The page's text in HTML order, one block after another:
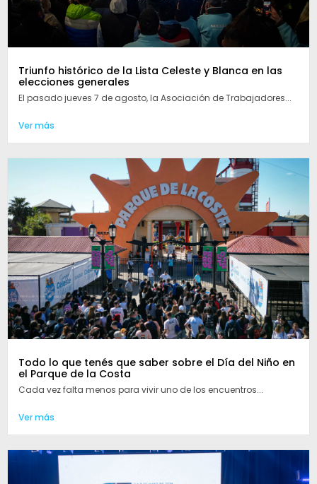
Triunfo histórico de la Lista Celeste y Blanca en las
elecciones generales
El pasado jueves 7 de agosto, la Asociación de Trabajadores...
Ver más
Todo lo que tenés que saber sobre el Día del Niño en
el Parque de la Costa
Cada vez falta menos para vivir uno de los encuentros...
Ver más